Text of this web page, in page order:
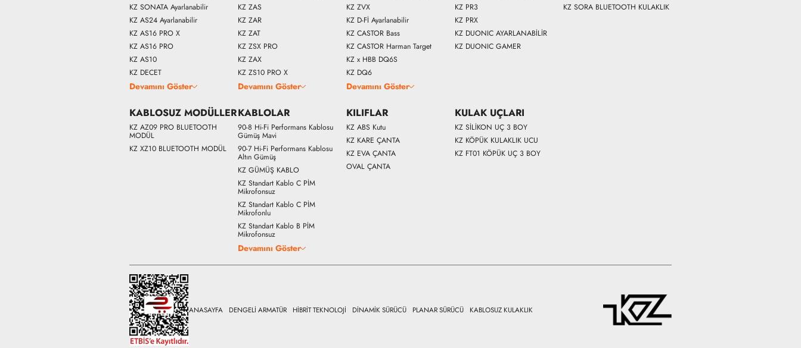
KZ SONATA Ayarlanabilir
KZ AS24 Ayarlanabilir
KZ AS16 PRO X
KZ AS16 PRO
KZ AS10
KZ DECET
Devamını Göster
KZ ZAS
KZ ZAR
KZ ZAT
KZ ZSX PRO
KZ ZAX
KZ ZS10 PRO X
Devamını Göster
KZ ZVX
KZ D-Fİ Ayarlanabilir
KZ CASTOR Bass
KZ CASTOR Harman Target
KZ x HBB DQ6S
KZ DQ6
Devamını Göster
KZ PR3
KZ PRX
KZ DUONIC AYARLANABİLİR
KZ DUONIC GAMER
KZ SORA BLUETOOTH KULAKLIK
KABLOSUZ MODÜLLER
KZ AZ09 PRO BLUETOOTH
MODÜL
KZ XZ10 BLUETOOTH MODÜL
KABLOLAR
90-8 Hi-Fi Performans Kablosu
Gümüş Mavi
90-7 Hi-Fi Performans Kablosu
Altın Gümüş
KZ GÜMÜŞ KABLO
KZ Standart Kablo C PİM
Mikrofonsuz
KZ Standart Kablo C PİM
Mikrofonlu
KZ Standart Kablo B PİM
Mikrofonsuz
Devamını Göster
KILIFLAR
KZ ABS Kutu
KZ KARE ÇANTA
KZ EVA ÇANTA
OVAL ÇANTA
KULAK UÇLARI
KZ SİLİKON UÇ 3 BOY
KZ KÖPÜK KULAKLIK UCU
KZ FT01 KÖPÜK UÇ 3 BOY
ANASAYFA DENGELİ ARMATÜR HİBRİT TEKNOLOJİ DİNAMİK SÜRÜCÜ PLANAR SÜRÜCÜ KABLOSUZ KULAKLIK